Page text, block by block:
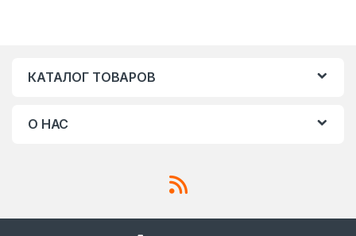
КАТАЛОГ ТОВАРОВ
О НАС